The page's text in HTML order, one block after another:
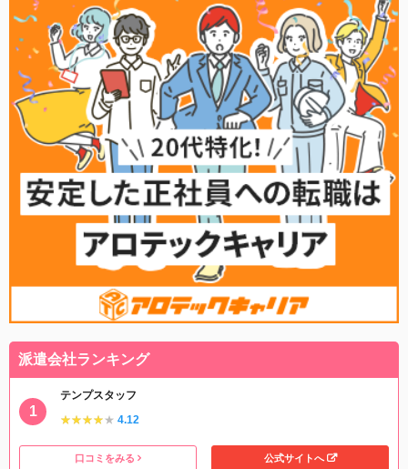
派遣会社ランキング
テンプスタッフ
★★★★★
★★★★★ 4.12
口コミをみる 公式サイトへ